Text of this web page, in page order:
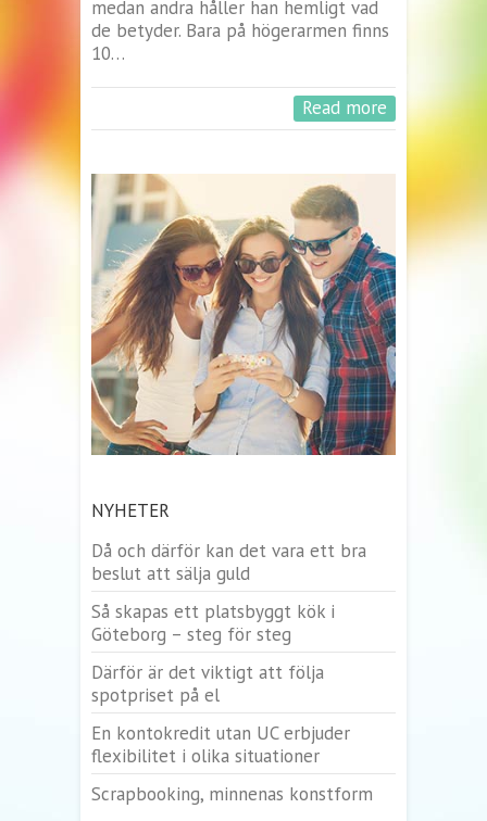
medan andra håller han hemligt vad
de betyder. Bara på högerarmen finns
10…
Read more
NYHETER
Då och därför kan det vara ett bra
beslut att sälja guld
Så skapas ett platsbyggt kök i
Göteborg – steg för steg
Därför är det viktigt att följa
spotpriset på el
En kontokredit utan UC erbjuder
flexibilitet i olika situationer
Scrapbooking, minnenas konstform